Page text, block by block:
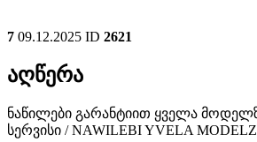
7 09.12.2025 ID 2621
აღწერა
ნაწილები გარანტიით ყველა
სერვისი / NAWILEBI YVELA